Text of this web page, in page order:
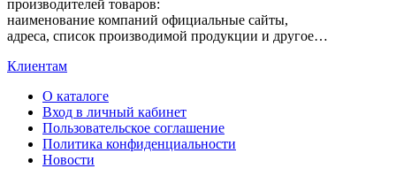
производителей товаров:
наименование компаний официальные сайты,
адреса, список производимой продукции и другое…
Клиентам
О каталоге
Вход в личный кабинет
Пользовательское соглашение
Политика конфиденциальности
Новости